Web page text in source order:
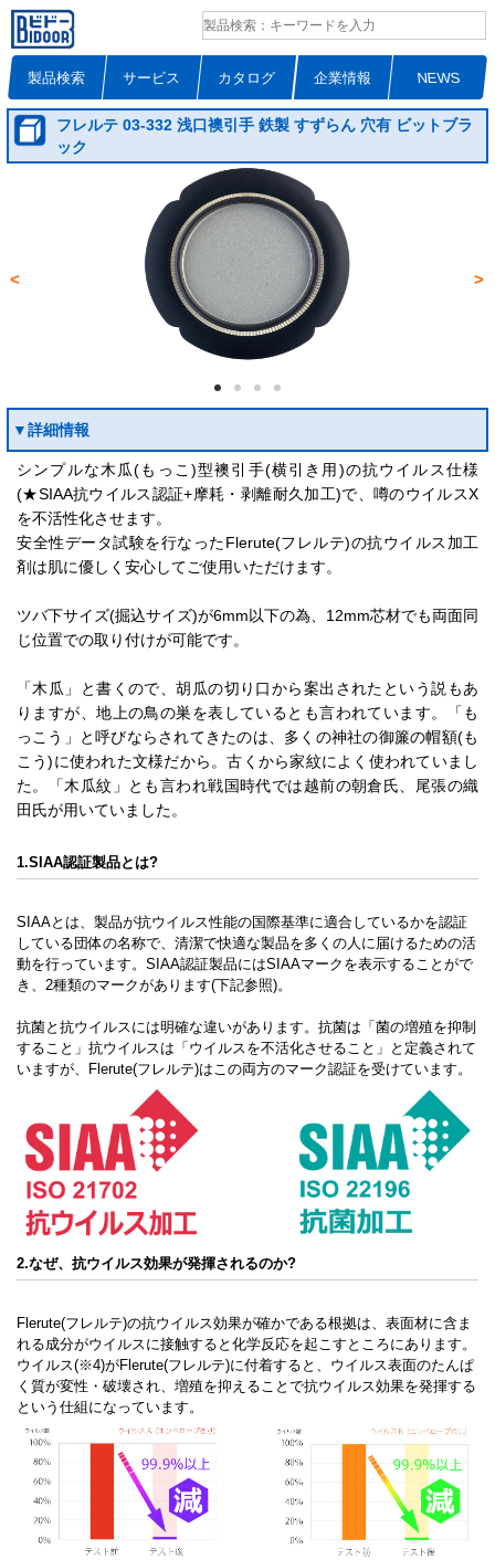
製品検索 サービス カタログ 企業情報 NEWS
フレルテ 03‐332 浅口襖引手 鉄製 すずらん 穴有 ビットブラ
ック
< >
▼詳細情報
シンプルな木瓜(もっこ)型襖引手(横引き用)の抗ウイルス仕様
(★SIAA抗ウイルス認証+摩耗・剥離耐久加工)で、噂のウイルスX
を不活性化させます。
安全性データ試験を行なったFlerute(フレルテ)の抗ウイルス加工
剤は肌に優しく安心してご使用いただけます。
ツバ下サイズ(掘込サイズ)が6mm以下の為、12mm芯材でも両面同
じ位置での取り付けが可能です。
「木瓜」と書くので、胡瓜の切り口から案出されたという説もあ
りますが、地上の鳥の巣を表しているとも言われています。「も
っこう」と呼びならされてきたのは、多くの神社の御簾の帽額(も
こう)に使われた文様だから。古くから家紋によく使われていまし
た。「木瓜紋」とも言われ戦国時代では越前の朝倉氏、尾張の織
田氏が用いていました。
1.SIAA認証製品とは?
SIAAとは、製品が抗ウイルス性能の国際基準に適合しているかを認証
している団体の名称で、清潔で快適な製品を多くの人に届けるための活
動を行っています。SIAA認証製品にはSIAAマークを表示することがで
き、2種類のマークがあります(下記参照)。
抗菌と抗ウイルスには明確な違いがあります。抗菌は「菌の増殖を抑制
すること」抗ウイルスは「ウイルスを不活化させること」と定義されて
いますが、Flerute(フレルテ)はこの両方のマーク認証を受けています。
2.なぜ、抗ウイルス効果が発揮されるのか?
Flerute(フレルテ)の抗ウイルス効果が確かである根拠は、表面材に含ま
れる成分がウイルスに接触すると化学反応を起こすところにあります。
ウイルス(※4)がFlerute(フレルテ)に付着すると、ウイルス表面のたんぱ
く質が変性・破壊され、増殖を抑えることで抗ウイルス効果を発揮する
という仕組になっています。